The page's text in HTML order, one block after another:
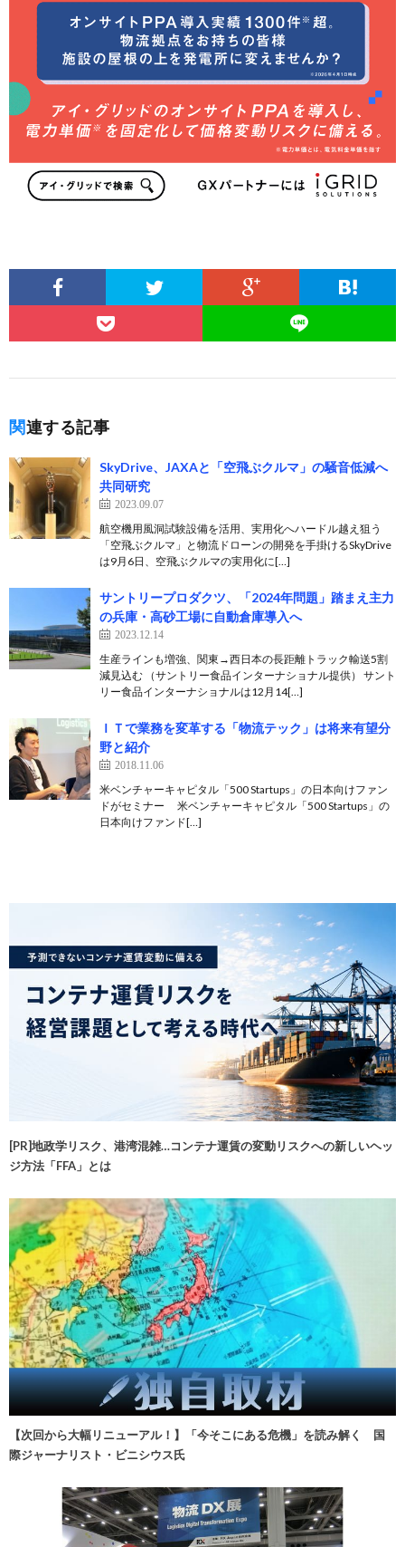
関連する記事
SkyDrive、JAXAと「空飛ぶクルマ」の騒音低減へ
共同研究
2023.09.07
航空機用風洞試験設備を活用、実用化へハードル越え狙う
「空飛ぶクルマ」と物流ドローンの開発を手掛けるSkyDrive
は9月6日、空飛ぶクルマの実用化に[…]
サントリープロダクツ、「2024年問題」踏まえ主力
の兵庫・高砂工場に自動倉庫導入へ
2023.12.14
生産ラインも増強、関東→西日本の長距離トラック輸送5割
減見込む （サントリー食品インターナショナル提供） サント
リー食品インターナショナルは12月14[…]
ＩＴで業務を変革する「物流テック」は将来有望分
野と紹介
2018.11.06
米ベンチャーキャピタル「500 Startups」の日本向けファン
ドがセミナー 米ベンチャーキャピタル「500 Startups」の
日本向けファンド[…]
[PR]地政学リスク、港湾混雑…コンテナ運賃の変動リスクへの新しいヘッ
ジ方法「FFA」とは
【次回から大幅リニューアル！】「今そこにある危機」を読み解く 国
際ジャーナリスト・ビニシウス氏